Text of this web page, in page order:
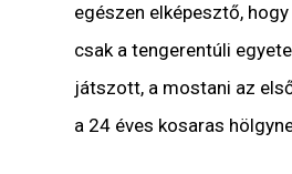
egészen elképesztő, hogy
csak a tengerentúli
játszott, a mostani az
a 24 éves kosaras